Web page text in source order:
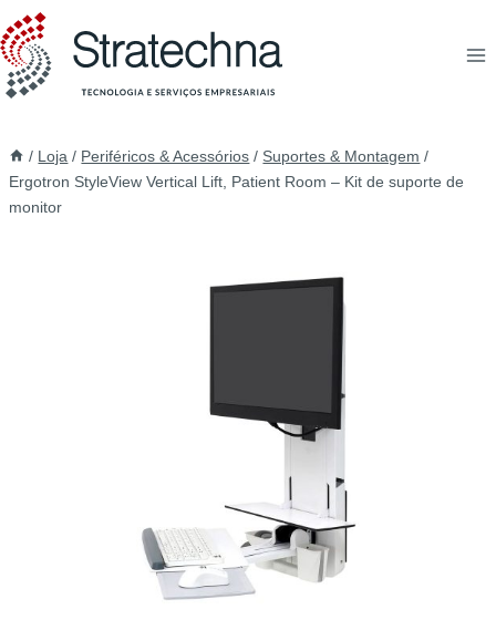
/ Loja / Periféricos & Acessórios / Suportes & Montagem /
Ergotron StyleView Vertical Lift, Patient Room – Kit de suporte de
monitor